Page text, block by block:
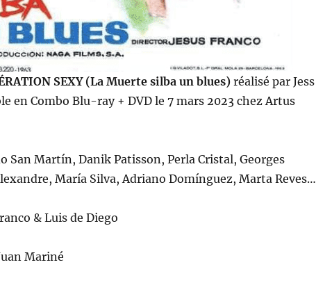
SEXY (La Muerte silba un blues)réalisé par Jess
en Combo Blu-ray + DVD le 7 mars 2023 chez Artus
San Martín, Danik Patisson, Perla Cristal, Georges
María Silva, Adriano Domínguez, Marta Reves…
& Luis de Diego
Mariné